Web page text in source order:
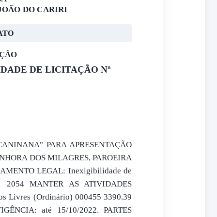
DO CARIRI
DE LICITAÇÃO Nº
PARA APRESENTAÇÃO
DOS MILAGRES, PAROEIRA
LEGAL: Inexigibilidade de
MANTER AS ATIVIDADES
Livres (Ordinário) 000455 3390.39
até 15/10/2022. PARTES